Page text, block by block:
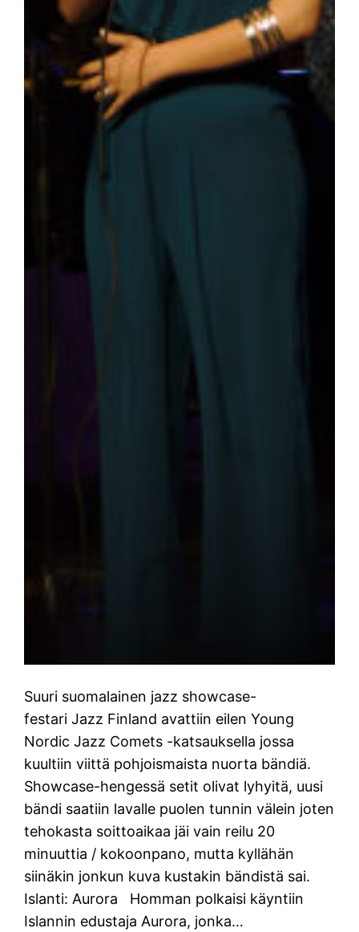
Suuri suomalainen jazz showcase-
festari Jazz Finland avattiin eilen Young
Nordic Jazz Comets -katsauksella jossa
kuultiin viittä pohjoismaista nuorta bändiä.
Showcase-hengessä setit olivat lyhyitä, uusi
bändi saatiin lavalle puolen tunnin välein joten
tehokasta soittoaikaa jäi vain reilu 20
minuuttia / kokoonpano, mutta kyllähän
siinäkin jonkun kuva kustakin bändistä sai.
Islanti: Aurora Homman polkaisi käyntiin
Islannin edustaja Aurora, jonka…